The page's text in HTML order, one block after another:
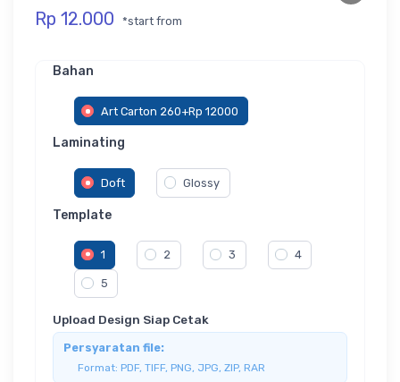
Rp 12.000 *start from
Bahan
Art Carton 260+Rp 12000
Laminating
Doft Glossy
Template
1 2 3 4
5
Upload Design Siap Cetak
Persyaratan file:
Format: PDF, TIFF, PNG, JPG, ZIP, RAR